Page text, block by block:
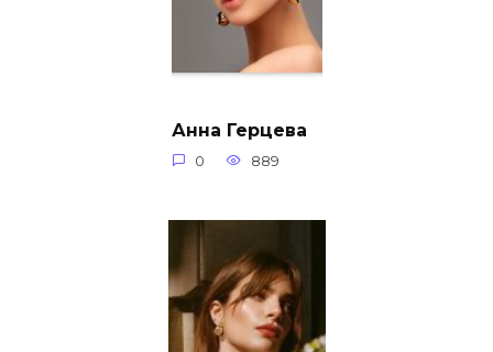
Анна Герцева
0 889